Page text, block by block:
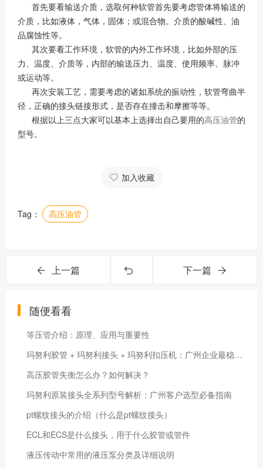
首先要看输送介质，选取何种软管首先要考虑管体将输送的
介质，比如液体，气体，固体；或混合物。介质的酸碱性、油
品腐蚀性等。
其次要看工作环境，软管的内外工作环境，比如外部的压
力、温度、介质等，内部的输送压力、温度、使用频率、脉冲
或运动等。
再次安装工艺，需要考虑的诸如系统的振动性，软管弯曲半
径，正确的接头链接形式，是否存在撞击和摩擦等等。
根据以上三点大家可以基本上选择出自己要用的高压油管的
型号。
加入收藏
Tag： 高压油管
上一篇 下一篇
随便看看
等压管介绍：原理、应用与重要性
玛努利胶管 + 玛努利接头 + 玛努利扣压机：广州企业最稳定的液压整套解决方案
高压胶管失衡怎么办？如何解决？
玛努利原装接头全系列型号解析：广州客户选型必备指南
pt螺纹接头的介绍（什么是pt螺纹接头）
ECL和ECS是什么接头，用于什么胶管或管件
液压传动中常用的液压泵分类及详细说明